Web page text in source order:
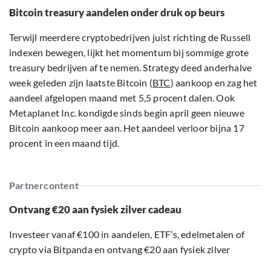
Bitcoin treasury aandelen onder druk op beurs
Terwijl meerdere cryptobedrijven juist richting de Russell
indexen bewegen, lijkt het momentum bij sommige grote
treasury bedrijven af te nemen. Strategy deed anderhalve
week geleden zijn laatste Bitcoin (BTC) aankoop en zag het
aandeel afgelopen maand met 5,5 procent dalen. Ook
Metaplanet Inc. kondigde sinds begin april geen nieuwe
Bitcoin aankoop meer aan. Het aandeel verloor bijna 17
procent in een maand tijd.
Partnercontent
Ontvang €20 aan fysiek zilver cadeau
Investeer vanaf €100 in aandelen, ETF’s, edelmetalen of
crypto via Bitpanda en ontvang €20 aan fysiek zilver